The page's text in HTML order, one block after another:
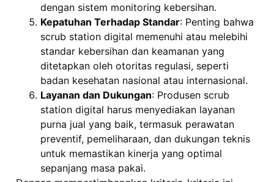
dengan sistem monitoring kebersihan.
Kepatuhan Terhadap Standar: Penting bahwa
scrub station digital memenuhi atau melebihi
standar kebersihan dan keamanan yang
ditetapkan oleh otoritas regulasi, seperti
badan kesehatan nasional atau internasional.
Layanan dan Dukungan: Produsen scrub
station digital harus menyediakan layanan
purna jual yang baik, termasuk perawatan
preventif, pemeliharaan, dan dukungan teknis
untuk memastikan kinerja yang optimal
sepanjang masa pakai.